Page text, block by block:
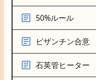
50%ルール
ビザンチン合意
石英管ヒーター